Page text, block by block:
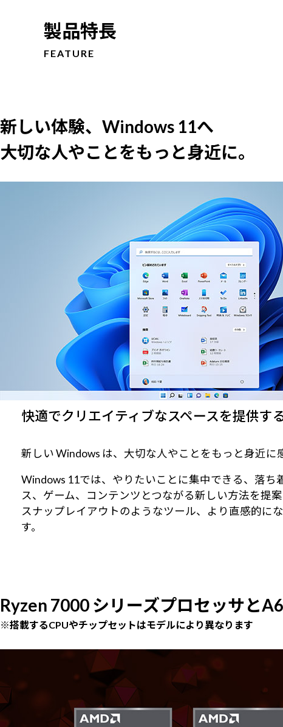
製品特長
FEATURE
新しい体験、Windows 11へ
大切な人やことをもっと身近に。
快適でクリエイティブなスペースを提供す
新しい Windows は、大切な人やことをもっと身近に
Windows 11では、やりたいことに集中できる、落
ス、ゲーム、コンテンツとつながる新しい方法を提
スナップレイアウトのようなツール、より直感的に
す。
Ryzen 7000 シリーズプロセッサと
※搭載するCPUやチップセットはモデルにより異なります